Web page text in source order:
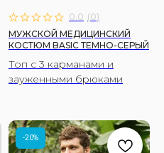
0.0 (0)
МУЖСКОЙ МЕДИЦИНСКИЙ
КОСТЮМ BASIC ТЕМНО-СЕРЫЙ
Топ с 3 карманами и
зауженными брюками
-20%